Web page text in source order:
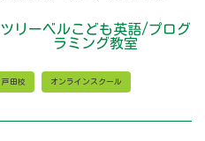
ツリーベルこども英語/プログ
ラミング教室
戸田校 オンラインスクール